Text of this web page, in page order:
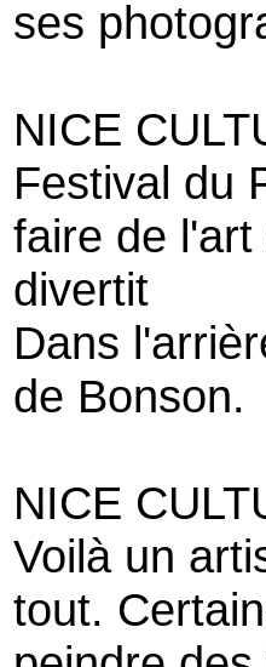
ses
NICE
Festival du
faire de
divertit
Dans
de Bonson.
NICE
Voilà un
tout.